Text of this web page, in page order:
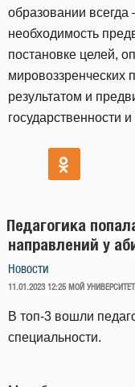
образовании
необходимость
постановке целей,
мировоззренческих
результатом и
государственности
Педагогика
направлений у
Новости
ОПУБЛИКОВАНО
11.01.2023 12:25 МОЙ УНИВЕРСИТЕТ
В топ-3 вошли
специальности.